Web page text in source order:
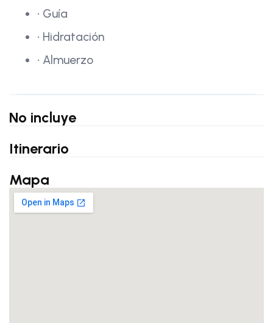
• Guía
• Hidratación
• Almuerzo
No incluye
Itinerario
Mapa